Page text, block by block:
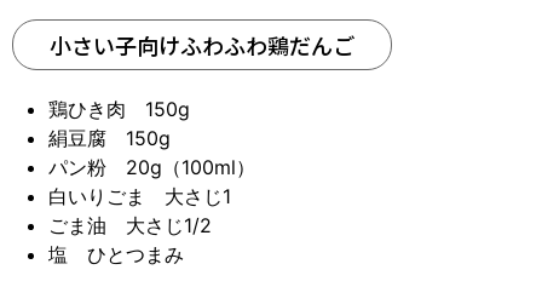
小さい子向けふわふわ鶏だんご
鶏ひき肉 150g
絹豆腐 150g
パン粉 20g（100ml）
白いりごま 大さじ1
ごま油 大さじ1/2
塩 ひとつまみ